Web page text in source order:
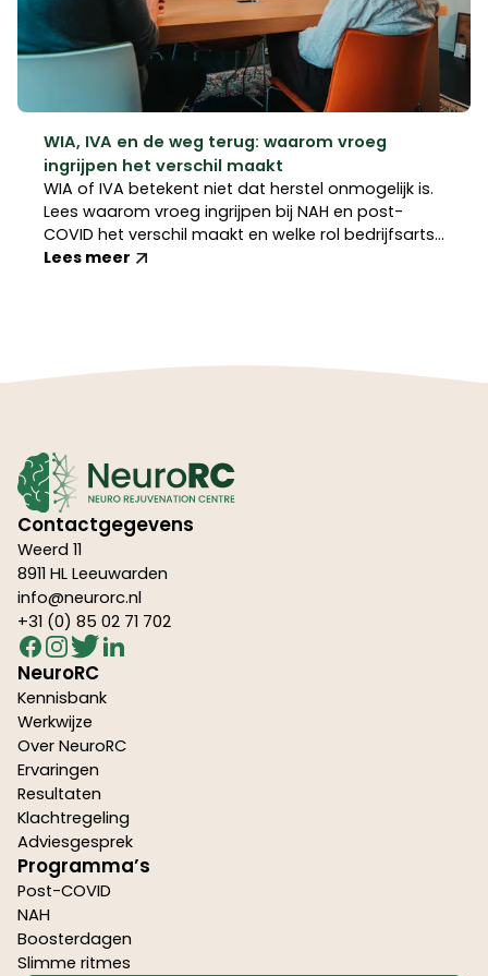
WIA, IVA en de weg terug: waarom vroeg
ingrijpen het verschil maakt
WIA of IVA betekent niet dat herstel onmogelijk is.
Lees waarom vroeg ingrijpen bij NAH en post-
COVID het verschil maakt en welke rol bedrijfsarts
en arbeidsdeskundige daarin kunnen spelen.
Lees meer
Contactgegevens
Weerd 11
8911 HL Leeuwarden
info@neurorc.nl
+31 (0) 85 02 71 702
NeuroRC
Kennisbank
Werkwijze
Over NeuroRC
Ervaringen
Resultaten
Klachtregeling
Adviesgesprek
Programma’s
Post-COVID
NAH
Boosterdagen
Slimme ritmes